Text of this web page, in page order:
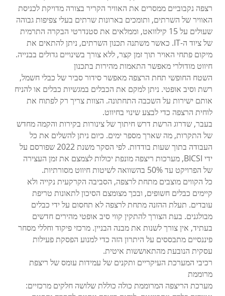
רצפה נקבוביים ממסרים את האוויר הקריר בצורה מדויקת לכניסת
האוויר של השרתים, ותומכים בארונות שרתים בעלי צפיפות גבוהה
שעולים על 15 קילוואט, וממלאים את סטנדרטי הבקרה התרמית
של ציוד ה-IT. כאשר משתנה תכנון השרתים, ניתן להתאים את
מיקום פתחי האויר תוך זמן קצר, ללא צורך בשינויים גדולים בבנייה.
חיווט מודולרי מאפשר התאמות מהירות בתכנון
השטח החופשי תחת הרצפה מאפשר סידור סביר של כבלי חשמל,
רשת וסיב אופטי. ניתן למקם את הכבלים במגשיות כבלים או להניח
אותם ישירות על השכבה התחתונה. הצוות צריך רק לפתוח את
לוחית הרצפה כדי לבצע שינוי בחיווט.
בעבר, שדרוג הרשת דרש חיתוך של צינורות בקירות והקמה מחדש
של התקרות, מה שארך מספר ימים. כיום ניתן להשלים את כל
העבודה בתוך שעות בודדות. לפי הסקר משנת 2022 שפורסם על
ידי BICSI, מערכות ריצפה מונפת יכולות לצמצם את זמן העצירה
של הפרויקט עד 50% בהשוואה לשיטות חיווט מסורתיות.
כל הקווים מוצבים מתחת לרצפה, הסביבה הקרקעית נקייה ולא
קיימים כבלים חשופים, ובכך מצומצם הסיכון לתאונות טריפת
עובדים. תעלת ההזנה מתחת לרצפה לא תחסום על ידי כבלים
מבולגנים. בעת הצורך להתקין קווי סיב אופטי מהירים חדשים
בעתיד, אין צורך לשנות את מבנה הבניין. מרכזי פיקוד וחללי מסחר
פיננסיים מתבססים על היתרון הזה כדי למנוע הפסקת פעילות
עסקית הנובעת מהתאוששות איטית.
רכיבי המערכת העיקריים ותקנים של עמידות עומס של ריצפת
מרוממת
מערכת הריצפה המרוממת כולה כוללת שלושה חלקים מרכזיים: